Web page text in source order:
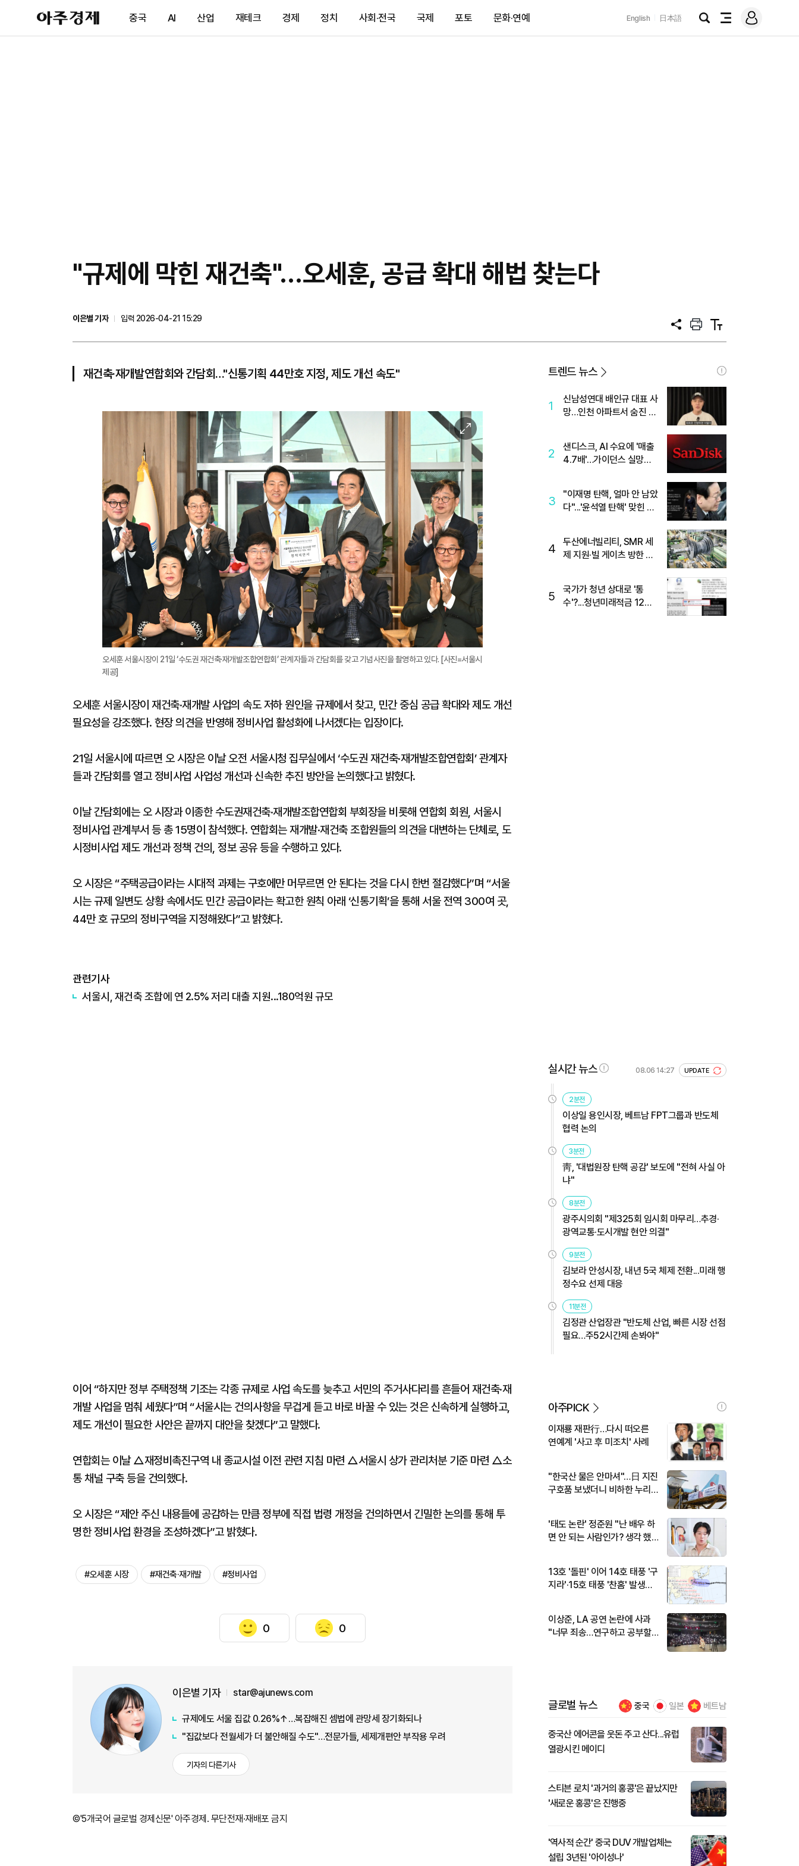
아
주
제
중국 AI 산업 재테크 경제 정치 사회·전국 국제 포토 문화·연예 English 日本語
검
전
메
그
"규제에 막힌 재건축"…오세훈, 공급 확대 해법 찾는다
이은별 기자
입력 2026-04-21 15:29
공
프
트
텍
트
재건축·재개발연합회와 간담회…"신통기획 44만호 지정, 제도 개선 속도"
이
미
지
확
대
오세훈 서울시장이 21일 ‘수도권 재건축·재개발조합연합회’ 관계자들과 간담회를 갖고 기념사진을 촬영하고 있다. [사진=서울시
제공]
오세훈 서울시장이 재건축·재개발 사업의 속도 저하 원인을 규제에서 찾고, 민간 중심 공급 확대와 제도 개선
필요성을 강조했다. 현장 의견을 반영해 정비사업 활성화에 나서겠다는 입장이다.
21일 서울시에 따르면 오 시장은 이날 오전 서울시청 집무실에서 ‘수도권 재건축·재개발조합연합회’ 관계자
들과 간담회를 열고 정비사업 사업성 개선과 신속한 추진 방안을 논의했다고 밝혔다.
이날 간담회에는 오 시장과 이종한 수도권재건축·재개발조합연합회 부회장을 비롯해 연합회 회원, 서울시
정비사업 관계부서 등 총 15명이 참석했다. 연합회는 재개발·재건축 조합원들의 의견을 대변하는 단체로, 도
시정비사업 제도 개선과 정책 건의, 정보 공유 등을 수행하고 있다.
오 시장은 “주택공급이라는 시대적 과제는 구호에만 머무르면 안 된다는 것을 다시 한번 절감했다”며 “서울
시는 규제 일변도 상황 속에서도 민간 공급이라는 확고한 원칙 아래 ‘신통기획’을 통해 서울 전역 300여 곳,
44만 호 규모의 정비구역을 지정해왔다”고 밝혔다.
관련기사
서울시, 재건축 조합에 연 2.5% 저리 대출 지원...180억원 규모
이어 “하지만 정부 주택정책 기조는 각종 규제로 사업 속도를 늦추고 서민의 주거사다리를 흔들어 재건축·재
개발 사업을 멈춰 세웠다”며 “서울시는 건의사항을 무겁게 듣고 바로 바꿀 수 있는 것은 신속하게 실행하고,
제도 개선이 필요한 사안은 끝까지 대안을 찾겠다”고 말했다.
연합회는 이날 △재정비촉진구역 내 종교시설 이전 관련 지침 마련 △서울시 상가 관리처분 기준 마련 △소
통 채널 구축 등을 건의했다.
오 시장은 “제안 주신 내용들에 공감하는 만큼 정부에 직접 법령 개정을 건의하면서 긴밀한 논의를 통해 투
명한 정비사업 환경을 조성하겠다”고 밝혔다.
#오세훈 시장 #재건축·재개발 #정비사업
0 0
이은별 기자 star@ajunews.com
규제에도 서울 집값 0.26%↑…복잡해진 셈법에 관망세 장기화되나
"집값보다 전월세가 더 불안해질 수도"…전문가들, 세제개편안 부작용 우려
기자의 다른기사
©'5개국어 글로벌 경제신문' 아주경제. 무단전재·재배포 금지
트렌드 뉴스
1
신남성연대 배인규 대표 사
망…인천 아파트서 숨진 채
2
샌디스크, AI 수요에 '매출
4.7배'…가이던스 실망에
3
"이재명 탄핵, 얼마 안 남았
다"...'윤석열 탄핵' 맞힌 무
4
두산에너빌리티, SMR 세
제 지원·빌 게이츠 방한 기
5
국가가 청년 상대로 '통
수'?...청년미래적금 12%
실시간 뉴스 08.06 14:27 UPDATE
2분전
이상일 용인시장, 베트남 FPT그룹과 반도체
협력 논의
3분전
靑, '대법원장 탄핵 공감' 보도에 "전혀 사실 아
냐"
8분전
광주시의회 "제325회 임시회 마무리…추경·
광역교통·도시개발 현안 의결"
9분전
김보라 안성시장, 내년 5국 체제 전환...미래 행
정수요 선제 대응
11분전
김정관 산업장관 "반도체 산업, 빠른 시장 선점
필요…주52시간제 손봐야"
아주PICK
이재룡 재판行…다시 떠오른
연예계 '사고 후 미조치' 사례
"한국산 물은 안마셔"…日 지진
구호품 보냈더니 비하한 누리
'태도 논란' 정준원 "난 배우 하
면 안 되는 사람인가? 생각 했
13호 '돌핀' 이어 14호 태풍 '구
지라'·15호 태풍 '찬홈' 발생…
이상준, LA 공연 논란에 사과
"너무 죄송…연구하고 공부할
글로벌 뉴스 중국 일본 베트남
중국산 에어콘을 웃돈 주고 산다...유럽
열광시킨 메이디
스티븐 로치 '과거의 홍콩'은 끝났지만
'새로운 홍콩'은 진행중
'역사적 순간' 중국 DUV 개발업체는
설립 3년된 '아이성나'